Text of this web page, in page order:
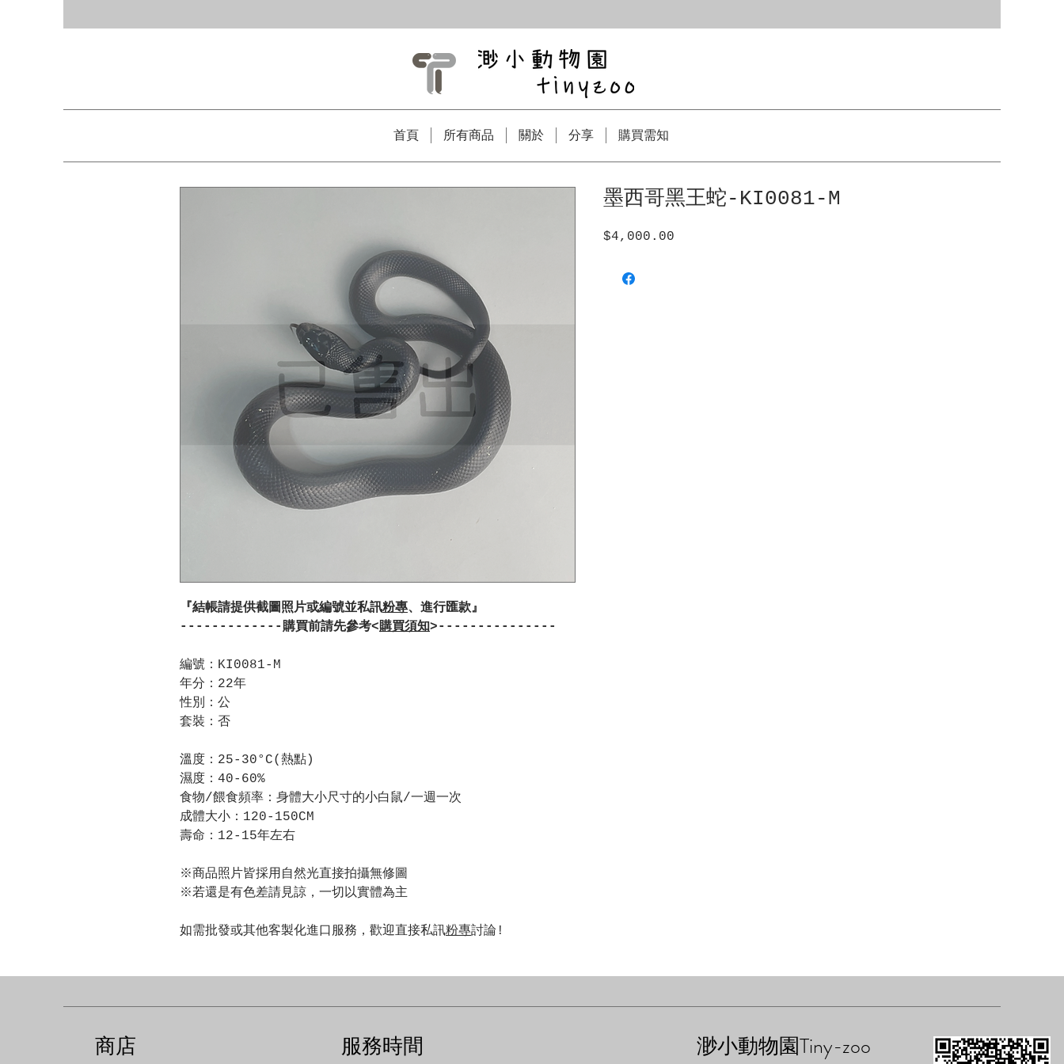
首頁 所有商品 關於 分享 購買需知
『結帳請提供截圖照片或編號並私訊粉專、進行匯款』
-------------購買前請先參考<購買須知>---------------
編號：KI0081-M
年分：22年
性別：公
套裝：否
溫度：25-30°C(熱點)
濕度：40-60%
食物/餵食頻率：身體大小尺寸的小白鼠/一週一次
成體大小：120-150CM
壽命：12-15年左右
※商品照片皆採用自然光直接拍攝無修圖
※若還是有色差請見諒，一切以實體為主
如需批發或其他客製化進口服務，歡迎直接私訊粉專討論!
墨西哥黑王蛇-KI0081-M
$4,000.00
商店 ​服務時間 ​渺小動物園Tiny-zoo